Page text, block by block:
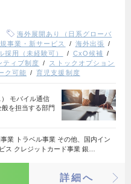
海外展開あり（日系グローバ
事業・新サービス
海外出張
採用（未経験可）
CxO候補
ティブ制度
ストックオプション
ク可能 育児支援制度
モバイル通信
を担当する部門
業 トラベル事業 その他、国内イン
ス クレジットカード事業 銀…
詳細へ